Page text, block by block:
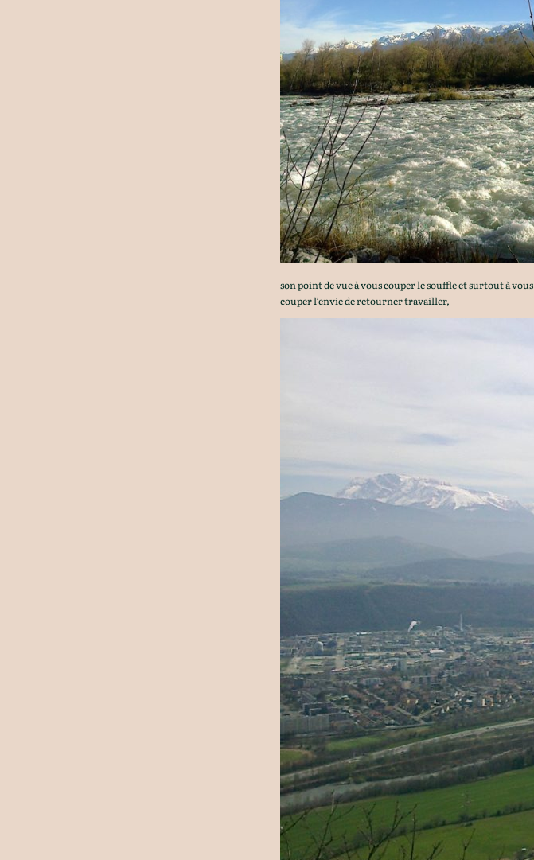
son point de vue à vous couper le souffle et surtout à vous
couper l’envie de retourner travailler,